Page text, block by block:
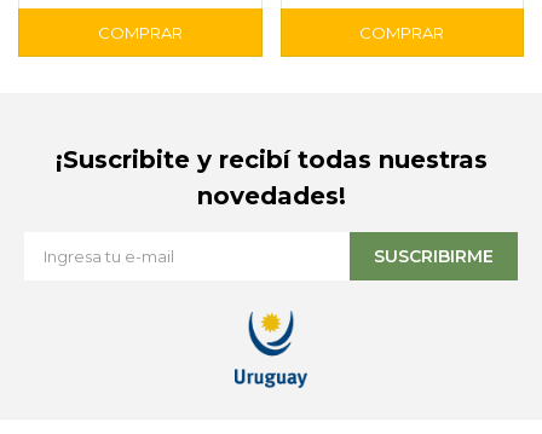
¡Suscribite y recibí todas nuestras
novedades!
SUSCRIBIRME